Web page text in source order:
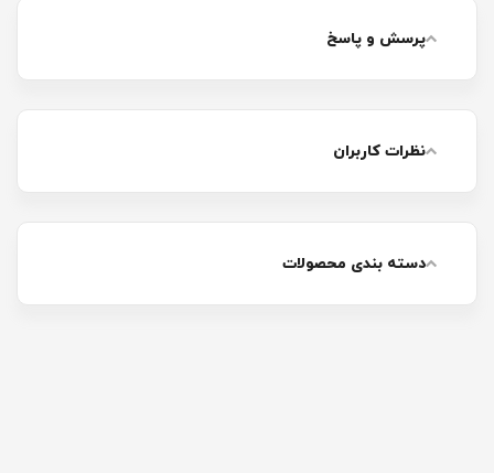
پرسش و پاسخ
نظرات کاربران
دسته بندی محصولات